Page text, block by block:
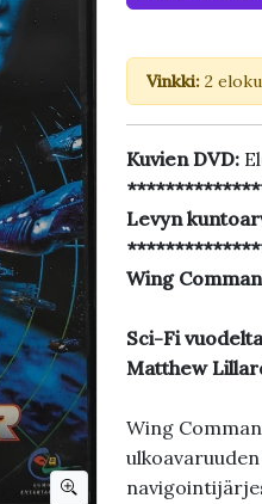
Vinkki:2
Kuvien DVD:
Levyn
Wing
Sci-Fi
Matthew
Wing